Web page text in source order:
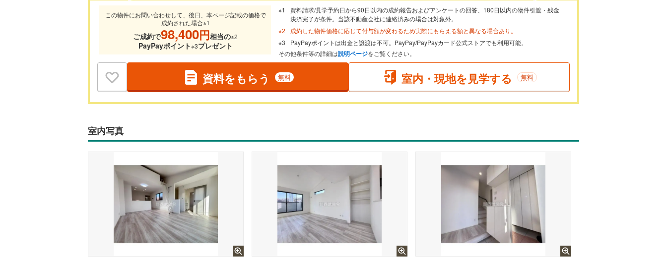
この物件にお問い合わせして、後日、本ページ記載の価格で
成約された場合※1
ご成約で98,400円相当の※2
PayPayポイント※3プレゼント
資料請求/見学予約日から90日以内の成約報告およびアンケートの回答、180日以内の物件引渡・残金
決済完了が条件。当該不動産会社に連絡済みの場合は対象外。
成約した物件価格に応じて付与額が変わるため実際にもらえる額と異なる場合あり。
PayPayポイントは出金と譲渡は不可。PayPay/PayPayカード公式ストアでも利用可能。
その他条件等の詳細は説明ページをご覧ください。
資料をもらう 無料 室内・現地を見学する 無料
室内写真